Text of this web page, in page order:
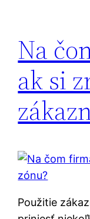
Na
ak si
Použitie